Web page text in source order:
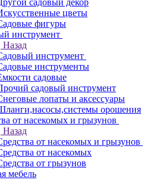
садовый декор
цветы
фигуры
инструмент
Назад
инструмент
инструменты
садовые
садовый инструмент
лопаты и аксессуары
орошения
от насекомых и грызунов
Назад
от насекомых и грызунов
от насекомых
от грызунов
мебель